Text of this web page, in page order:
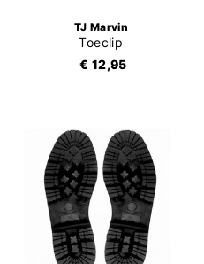
TJ Marvin
Toeclip
€ 12,95